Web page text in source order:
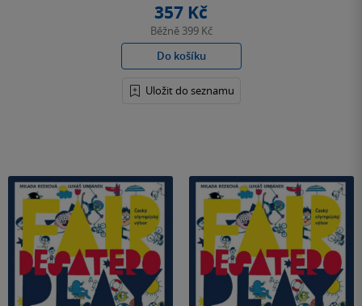
357 Kč
Běžně 399 Kč
Do košíku
Uložit do seznamu